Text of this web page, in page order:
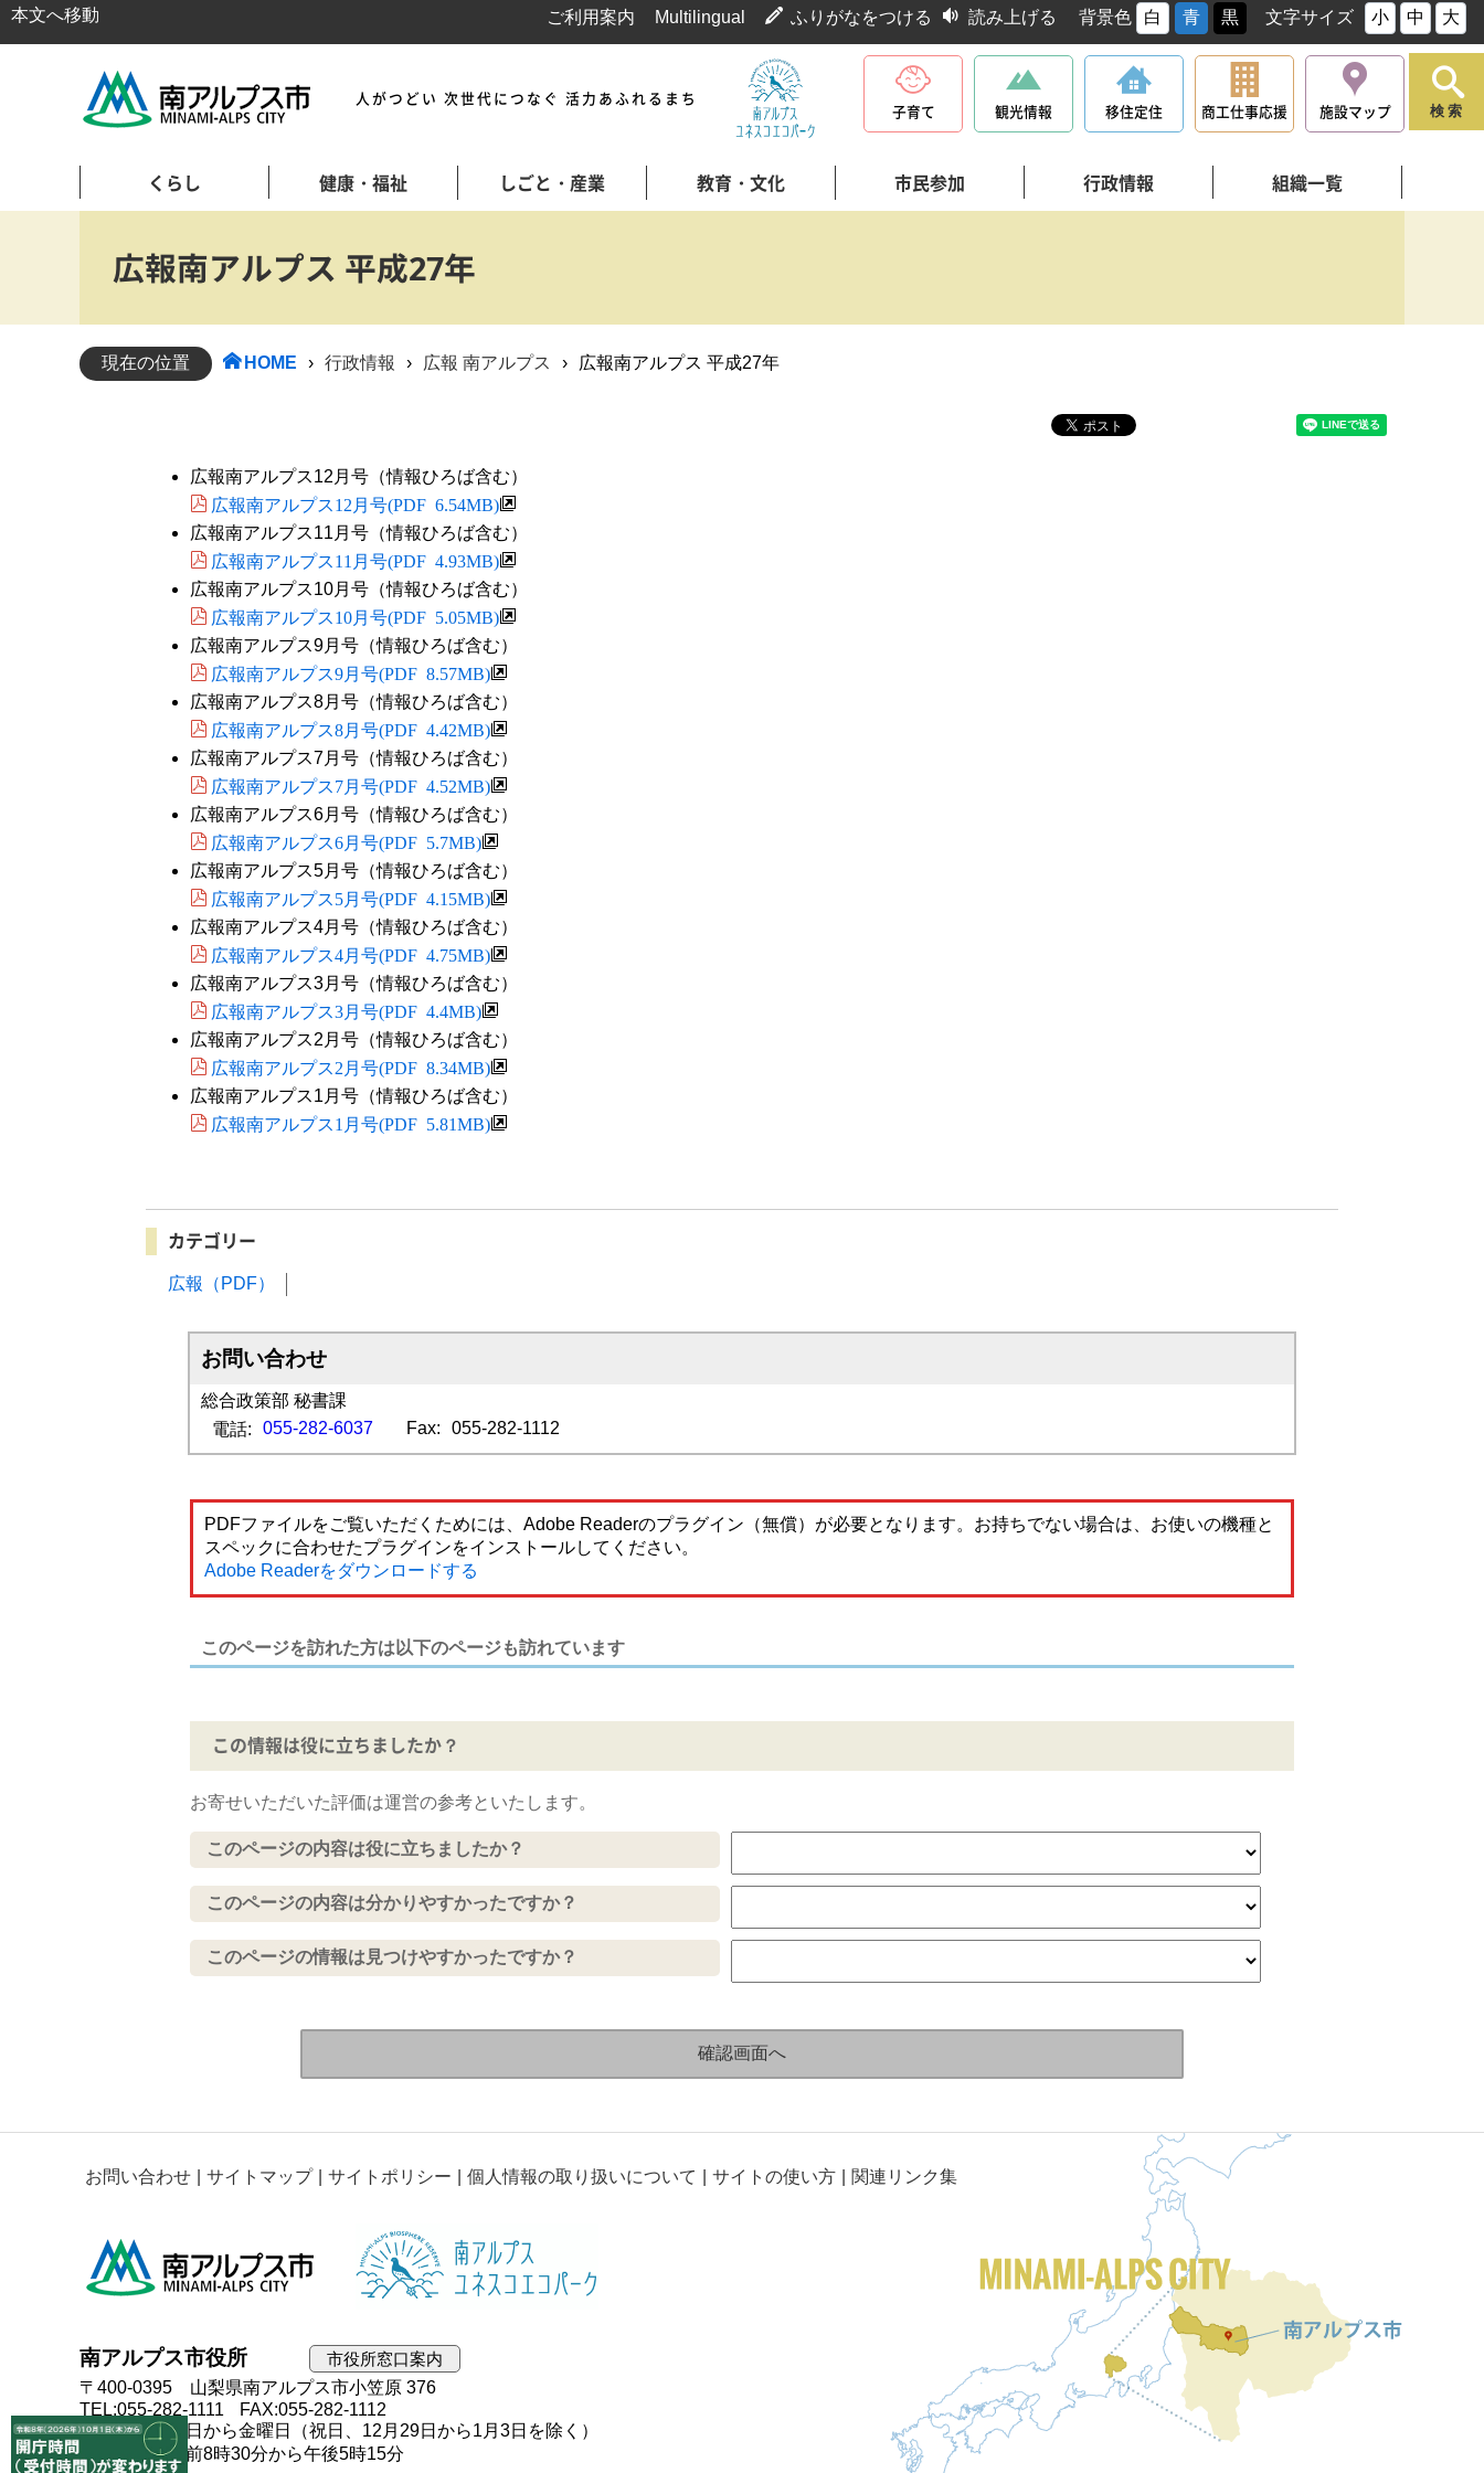
本文へ移動 ご利用案内 Multilingual ふりがなをつける 読み上げる 背景色 白 青 黒 文字サイズ 小 中 大
人がつどい 次世代につなぐ 活力あふれるまち
子育て 観光情報 移住定住 商工仕事応援 施設マップ
くらし 健康・福祉 しごと・産業 教育・文化 市民参加 行政情報 組織一覧
検索
広報南アルプス 平成27年
現在の位置 HOME › 行政情報 › 広報 南アルプス › 広報南アルプス 平成27年
広報南アルプス12月号（情報ひろば含む）
広報南アルプス12月号(PDF 6.54MB)
広報南アルプス11月号（情報ひろば含む）
広報南アルプス11月号(PDF 4.93MB)
広報南アルプス10月号（情報ひろば含む）
広報南アルプス10月号(PDF 5.05MB)
広報南アルプス9月号（情報ひろば含む）
広報南アルプス9月号(PDF 8.57MB)
広報南アルプス8月号（情報ひろば含む）
広報南アルプス8月号(PDF 4.42MB)
広報南アルプス7月号（情報ひろば含む）
広報南アルプス7月号(PDF 4.52MB)
広報南アルプス6月号（情報ひろば含む）
広報南アルプス6月号(PDF 5.7MB)
広報南アルプス5月号（情報ひろば含む）
広報南アルプス5月号(PDF 4.15MB)
広報南アルプス4月号（情報ひろば含む）
広報南アルプス4月号(PDF 4.75MB)
広報南アルプス3月号（情報ひろば含む）
広報南アルプス3月号(PDF 4.4MB)
広報南アルプス2月号（情報ひろば含む）
広報南アルプス2月号(PDF 8.34MB)
広報南アルプス1月号（情報ひろば含む）
広報南アルプス1月号(PDF 5.81MB)
カテゴリー
広報（PDF）
お問い合わせ
総合政策部 秘書課
電話:
055-282-6037 Fax: 055-282-1112
PDFファイルをご覧いただくためには、Adobe Readerのプラグイン（無償）が必要となります。お持ちでない場合は、お使いの機種と
スペックに合わせたプラグインをインストールしてください。
Adobe Readerをダウンロードする
このページを訪れた方は以下のページも訪れています
この情報は役に立ちましたか？
お寄せいただいた評価は運営の参考といたします。
このページの内容は役に立ちましたか？
このページの内容は分かりやすかったですか？
このページの情報は見つけやすかったですか？
お問い合わせ サイトマップ サイトポリシー 個人情報の取り扱いについて サイトの使い方 関連リンク集
南アルプス市役所
市役所窓口案内
〒400-0395 山梨県南アルプス市小笠原 376
TEL:055-282-1111
FAX:055-282-1112
開庁日：月曜日から金曜日（祝日、12月29日から1月3日を除く）
開庁時間：午前8時30分から午後5時15分